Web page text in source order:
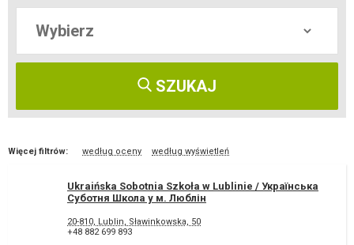
SZUKAJ
Więcej filtrów: według oceny według wyświetleń
Ukraińska Sobotnia Szkoła w Lublinie / Українська
Суботня Школа у м. Люблін
20-810, Lublin, Sławinkowska, 50
+48 882 699 893